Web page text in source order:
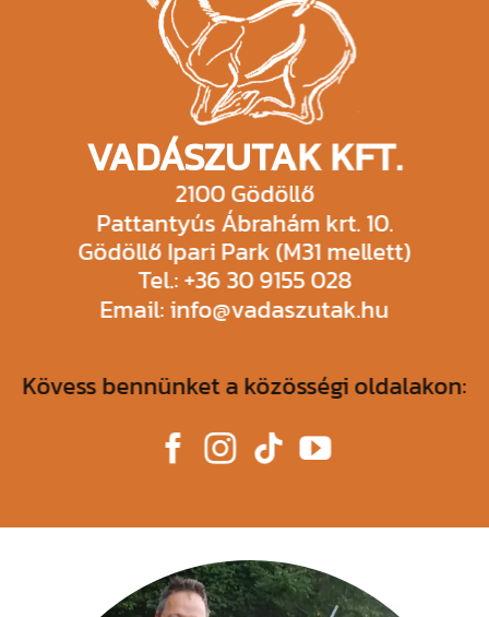
VADÁSZUTAK KFT.
2100 Gödöllő
Pattantyús Ábrahám krt. 10.
Gödöllő Ipari Park (M31 mellett)
Tel.: +36 30 9155 028
Email: info@vadaszutak.hu
Kövess bennünket a közösségi oldalakon: